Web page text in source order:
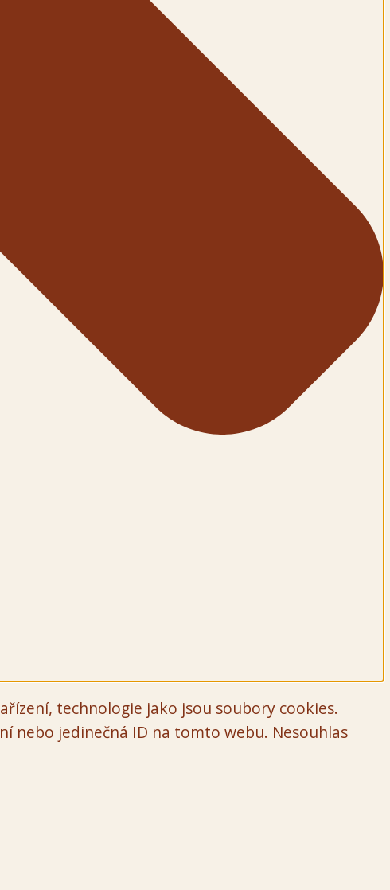
technologie jako jsou soubory cookies.
nebo jedinečná ID na tomto webu. Nesouhlas